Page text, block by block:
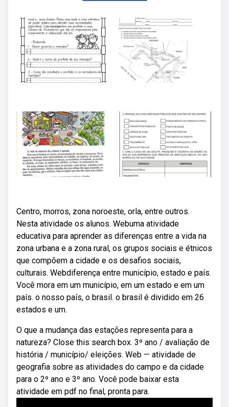
Centro, morros, zona noroeste, orla, entre outros.
Nesta atividade os alunos. Webuma atividade
educativa para aprender as diferenças entre a vida na
zona urbana e a zona rural, os grupos sociais e étnicos
que compõem a cidade e os desafios sociais,
culturais. Webdiferença entre município, estado e país.
Você mora em um município, em um estado e em um
país. o nosso país, o brasil. o brasil é dividido em 26
estados e um.
O que a mudança das estações representa para a
natureza? Close this search box. 3º ano / avaliação de
história / município/ eleições. Web — atividade de
geografia sobre as atividades do campo e da cidade
para o 2º ano e 3º ano. Você pode baixar esta
atividade em pdf no final, pronta para.